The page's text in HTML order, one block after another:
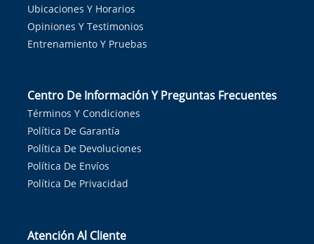
Ubicaciones Y Horarios
Opiniones Y Testimonios
Entrenamiento Y Pruebas
Centro De Información Y Preguntas Frecuentes
Términos Y Condiciones
Política De Garantía
Política De Devoluciones
Política De Envíos
Política De Privacidad
Atención Al Cliente